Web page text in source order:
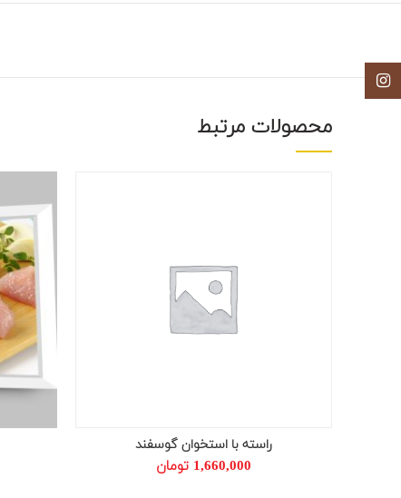
محصولات مرتبط
افزودن به سبد خرید
راسته با استخوان گوسفند
1,660,000 تومان
اینستاگرام